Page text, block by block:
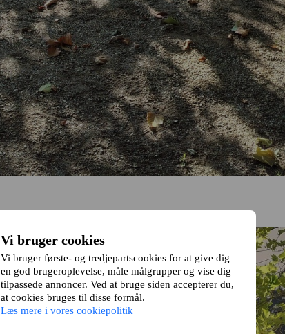
Vi bruger cookies
Vi bruger første- og tredjepartscookies for at give dig
en god brugeroplevelse, måle målgrupper og vise dig
tilpassede annoncer. Ved at bruge siden accepterer du,
at cookies bruges til disse formål.
Læs mere i vores cookiepolitik